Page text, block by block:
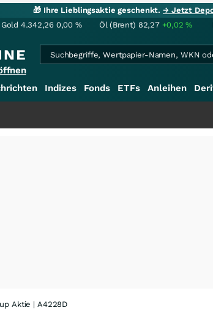
🎁 Ihre Lieblingsaktie geschenkt.→ Jetzt
Gold 4.342,26 0,00 % Öl (Brent) 82,27 +0,02%
Indizes Fonds ETFs Anleihen
Aktie | A4228D